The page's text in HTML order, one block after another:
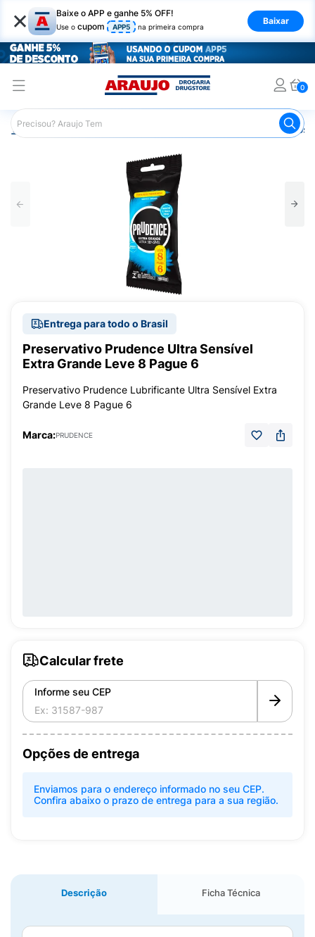
× Baixe o APP e ganhe 5% OFF!
Use o cupom APP5 na primeira compra
Baixar
0
Araujo Higiene Pessoal Preservativos
Entrega para todo o Brasil
Preservativo Prudence Ultra Sensível
Extra Grande Leve 8 Pague 6
Preservativo Prudence Lubrificante Ultra Sensível Extra
Grande Leve 8 Pague 6
Marca:PRUDENCE
Calcular frete
Informe seu CEP
Opções de entrega
Enviamos para o endereço informado no seu CEP.
Confira abaixo o prazo de entrega para a sua região.
Descrição Ficha Técnica